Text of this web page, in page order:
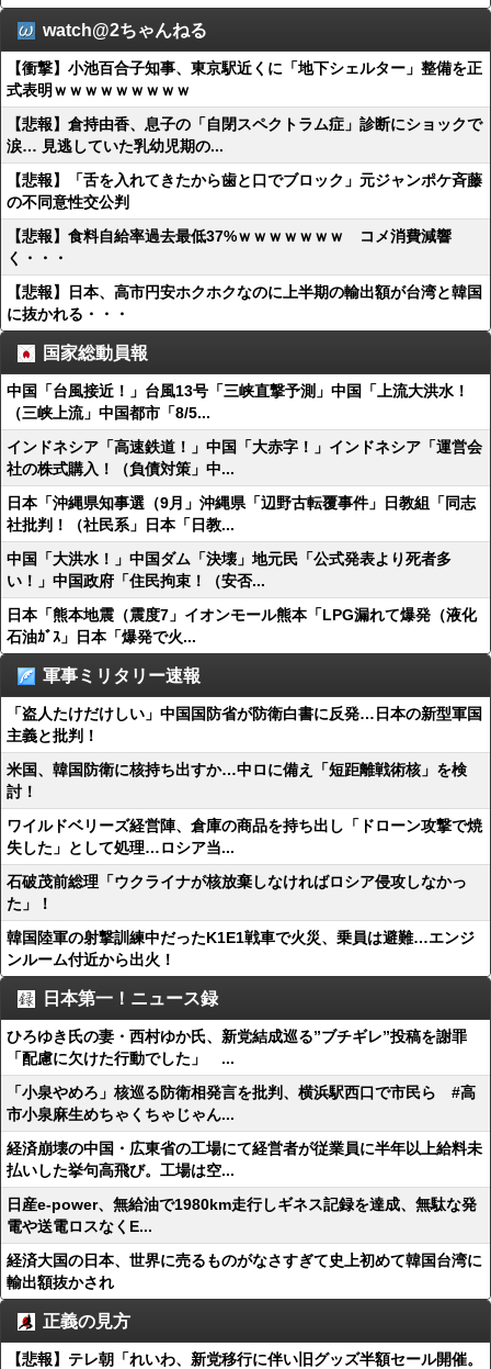
watch@2ちゃんねる
【衝撃】小池百合子知事、東京駅近くに「地下シェルター」整備を正
式表明ｗｗｗｗｗｗｗｗｗ
【悲報】倉持由香、息子の「自閉スペクトラム症」診断にショックで
涙… 見逃していた乳幼児期の...
【悲報】「舌を入れてきたから歯と口でブロック」元ジャンポケ斉藤
の不同意性交公判
【悲報】食料自給率過去最低37%ｗｗｗｗｗｗｗ コメ消費減響
く・・・
【悲報】日本、高市円安ホクホクなのに上半期の輸出額が台湾と韓国
に抜かれる・・・
国家総動員報
中国「台風接近！」台風13号「三峡直撃予測」中国「上流大洪水！
（三峡上流」中国都市「8/5...
インドネシア「高速鉄道！」中国「大赤字！」インドネシア「運営会
社の株式購入！（負債対策」中...
日本「沖縄県知事選（9月」沖縄県「辺野古転覆事件」日教組「同志
社批判！（社民系」日本「日教...
中国「大洪水！」中国ダム「決壊」地元民「公式発表より死者多
い！」中国政府「住民拘束！（安否...
日本「熊本地震（震度7」イオンモール熊本「LPG漏れて爆発（液化
石油ｶﾞｽ」日本「爆発で火...
軍事ミリタリー速報
「盗人たけだけしい」中国国防省が防衛白書に反発…日本の新型軍国
主義と批判！
米国、韓国防衛に核持ち出すか…中ロに備え「短距離戦術核」を検
討！
ワイルドベリーズ経営陣、倉庫の商品を持ち出し「ドローン攻撃で焼
失した」として処理…ロシア当...
石破茂前総理「ウクライナが核放棄しなければロシア侵攻しなかっ
た」！
韓国陸軍の射撃訓練中だったK1E1戦車で火災、乗員は避難…エンジ
ンルーム付近から出火！
日本第一！ニュース録
ひろゆき氏の妻・西村ゆか氏、新党結成巡る”ブチギレ”投稿を謝罪
「配慮に欠けた行動でした」 ...
「小泉やめろ」核巡る防衛相発言を批判、横浜駅西口で市民ら #高
市小泉麻生めちゃくちゃじゃん...
経済崩壊の中国・広東省の工場にて経営者が従業員に半年以上給料未
払いした挙句高飛び。工場は空...
日産e-power、無給油で1980km走行しギネス記録を達成、無駄な発
電や送電ロスなくE...
経済大国の日本、世界に売るものがなさすぎて史上初めて韓国台湾に
輸出額抜かされ
正義の見方
【悲報】テレ朝「れいわ、新党移行に伴い旧グッズ半額セール開催。